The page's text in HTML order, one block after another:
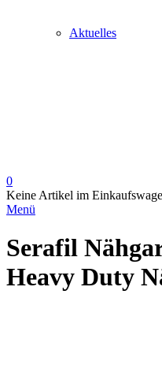
Aktuelles
0
Keine Artikel im
Menü
Serafil
Heavy Duty